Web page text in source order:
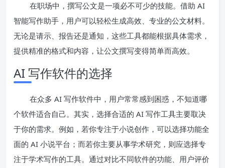
在职场中，撰写公文是一项必不可少的技能。借助 AI
智能写作助手，用户可以轻松生成高效、专业的公文材料。
无论是请示、报告还是通知，这些工具都能根据具体需求，
提供精准的格式和内容，让公文撰写变得简单而高效。
AI 写作软件的选择
在众多 AI 写作软件中，用户常常感到困惑，不知道哪
个软件适合自己。其实，选择合适的 AI 写作工具主要取决
于你的需求。例如，若你专注于小说创作，可以选择功能全
面的 AI 小说平台；而若你主要从事学术研究，则应选择专
注于学术写作的工具。通过对比不同软件的功能、用户评价